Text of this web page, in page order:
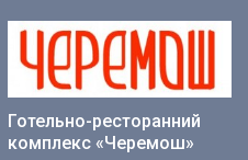
Готельно-ресторанний
комплекс «Черемош»